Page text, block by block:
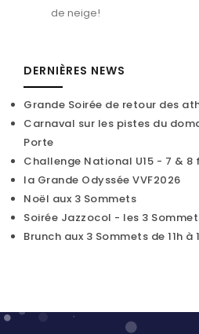
de neige!
DERNIÈRES NEWS
Grande Soirée de retour des
Carnaval sur les pistes du
Porte
Challenge National U15 - 7 &
la Grande Odyssée VVF2026
Noël aux 3 Sommets
Soirée Jazzocol - les 3
Brunch aux 3 Sommets de 11h à